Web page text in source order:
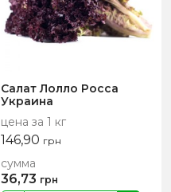
Салат Лолло Росса
Украина
цена за 1 кг
146,90 грн
сумма
36,73 грн